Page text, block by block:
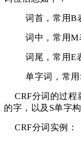
词首，常用B
词中，常用M
词尾，常用E
单字词，常用
CRF分词的过程
的字，以及S单字
CRF分词实例：